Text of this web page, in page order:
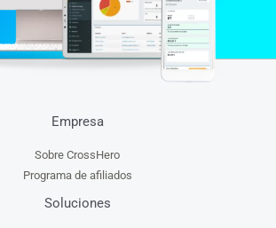
Empresa
Sobre CrossHero
Programa de afiliados
Soluciones